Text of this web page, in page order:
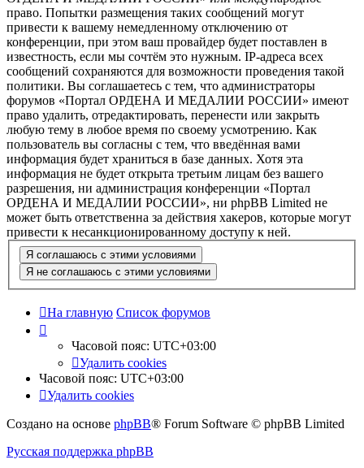
право. Попытки размещения таких сообщений могут
привести к вашему немедленному отключению от
конференции, при этом ваш провайдер будет поставлен в
известность, если мы сочтём это нужным. IP-адреса всех
сообщений сохраняются для возможности проведения такой
политики. Вы соглашаетесь с тем, что администраторы
форумов «Портал ОРДЕНА И МЕДАЛИИ РОССИИ» имеют
право удалить, отредактировать, перенести или закрыть
любую тему в любое время по своему усмотрению. Как
пользователь вы согласны с тем, что введённая вами
информация будет храниться в базе данных. Хотя эта
информация не будет открыта третьим лицам без вашего
разрешения, ни администрация конференции «Портал
ОРДЕНА И МЕДАЛИИ РОССИИ», ни phpBB Limited не
может быть ответственна за действия хакеров, которые могут
привести к несанкционированному доступу к ней.
На главную Список форумов
Часовой пояс: UTC+03:00
Удалить cookies
Часовой пояс: UTC+03:00
Удалить cookies
Создано на основе phpBB® Forum Software © phpBB Limited
Русская поддержка phpBB